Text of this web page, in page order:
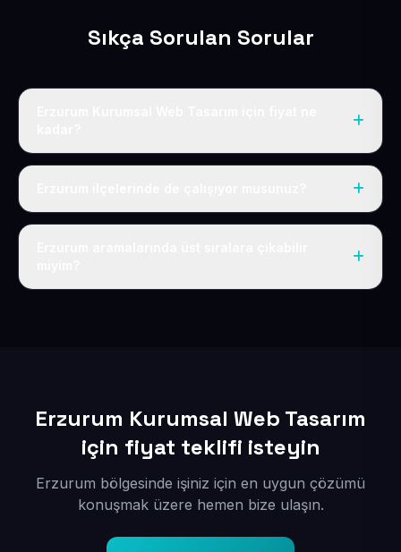
Sıkça Sorulan Sorular
Erzurum dahil Türkiye’nin her yerinde geçerli yıllık tek
Elbette; Erzurum iline bağlı bütün ilçelere uzaktan ve
Erzurum Kurumsal Web Tasarım
için fiyat teklifi isteyin
Erzurum bölgesinde işiniz için en uygun çözümü
konuşmak üzere hemen bize ulaşın.